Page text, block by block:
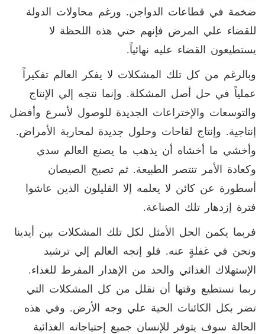
ضخمة في قطاعات الدواجن. ورغم محاولات الدولة
للقضاء علي المرض فإنهم حتي هذه اللحظة لا
يستطيعون القضاء عليه نهائياً.
وبالرغم من كل تلك المشكلات لا يفكر العالم تفكيراً
عملياً في حل أصل المشكلة. وإنما نتجه إلي الإنتاج
والتوسعات والإختراعات الجديدة للوصول لأسرع وأفضل
إنتاجية. وإنتاج لقاحات وحلول جديدة لمحاربة الأمراض.
وأخشي ما أخشاه أن يذهب ما يصنع العالم سدي
وكعادة الأمر تنتصر الطبيعة. ثم تصبح الصيصان
أسطورة عن كائن لا يعلمه إلا القليلون الذين عاشوا
فترة إزدهار تلك الصناعة.
فربما يكمن الحل الأمثل لكل تلك المشكلات بين أيدينا
ونحن في غفلةٍ عنه. فلو إتجه العالم إلي ترشيد
الإستهلاك الغذائي والحد من الإهدار المفرط للغذاء.
ربما نستطيع وقتها أن نقلل من كل المشكلات التي
تضر بكل الكائنات الحية علي وجه الأرض. وفي هذه
الحالة سوف يتوفر للإنسان جميع إحتياجاته الغذائية